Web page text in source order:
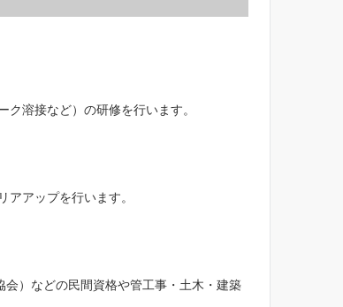
溶接など）の研修を行います。
アップを行います。
）などの民間資格や管工事・土木・建築